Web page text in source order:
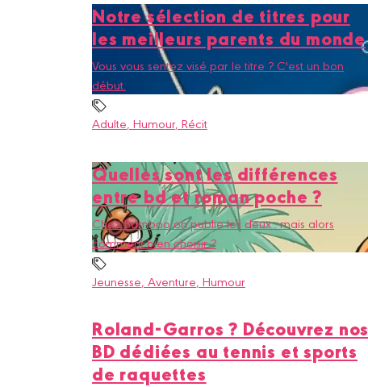
Notre sélection de titres pour
les meilleurs parents du monde
Vous vous sentez visé par le titre ? C'est un bon
début.
Adulte, Humour, Récit
Quelles sont les différences
entre bd et roman poche ?
Chez Bamboo on publie les deux : mais alors
comment bien choisir ?
Jeunesse, Aventure, Humour
Roland-Garros ? Découvrez nos
BD dédiées au tennis et sports
de raquettes